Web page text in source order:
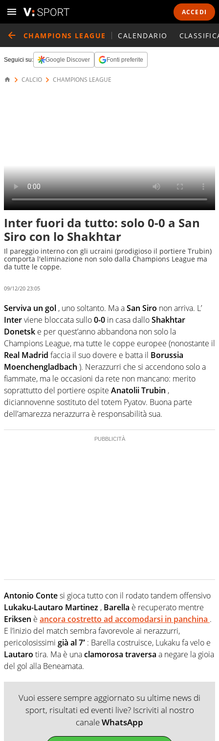
ACCEDI
CHAMPIONS LEAGUE CALENDARIO
Seguici su: Google Discover Fonti preferite
CALCIO CHAMPIONS LEAGUE
Inter fuori da tutto: solo 0-0 a San
Siro con lo Shakhtar
Il pareggio interno con gli ucraini (prodigioso il portiere Trubin)
comporta l'eliminazione non solo dalla Champions League ma
da tutte le coppe.
09/12/20 23:05
Serviva un gol , uno soltanto. Ma aSan Siro non arriva. L’
Interviene bloccata sullo0-0 in casa dalloShakhtar
Donetsk e per quest’anno abbandona non solo la
Champions League, ma tutte le coppe europee (nonostante il
Real Madrid faccia il suo dovere e batta il Borussia
Moenchengladbach ). Nerazzurri che si accendono solo a
fiammate, ma le occasioni da rete non mancano: merito
soprattutto del portiere ospite Anatolii Trubin ,
diciannovenne sostituto del totem Pyatov. Buona parte
dell’amarezza nerazzurra è responsabilità sua.
Antonio Contesi gioca tutto con il rodato tandem offensivo
Lukaku-Lautaro Martinez , Barella è recuperato mentre
Eriksen è ancora costretto ad accomodarsi in panchina .
E l’inizio del match sembra favorevole ai nerazzurri,
pericolosissimi già al 7′ : Barella costruisce, Lukaku fa velo e
Lautaro tira. Ma è unaclamorosa traversa a negare la gioia
del gol alla Beneamata.
Vuoi essere sempre aggiornato su ultime news di
sport, risultati ed eventi live? Iscriviti al nostro
canaleWhatsApp